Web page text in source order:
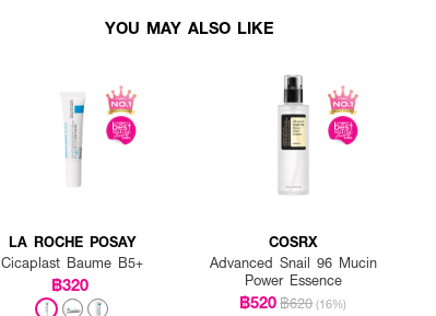
YOU MAY ALSO LIKE
LA ROCHE POSAY
Cicaplast Baume B5+
฿320
COSRX
Advanced Snail 96 Mucin
Power Essence
฿520฿620 (16%)